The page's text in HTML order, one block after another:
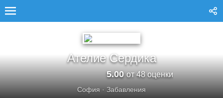
Ателие Сердика
5.00от 48 оценки
София · Забавления